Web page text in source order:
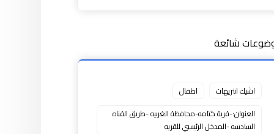
شائعة
اشيك انتريهات
اطفال
العنوان:-قرية كتامه-محافظة الغربيه -طريق القناه
السادسه -المدخل الرئيسي للقريه